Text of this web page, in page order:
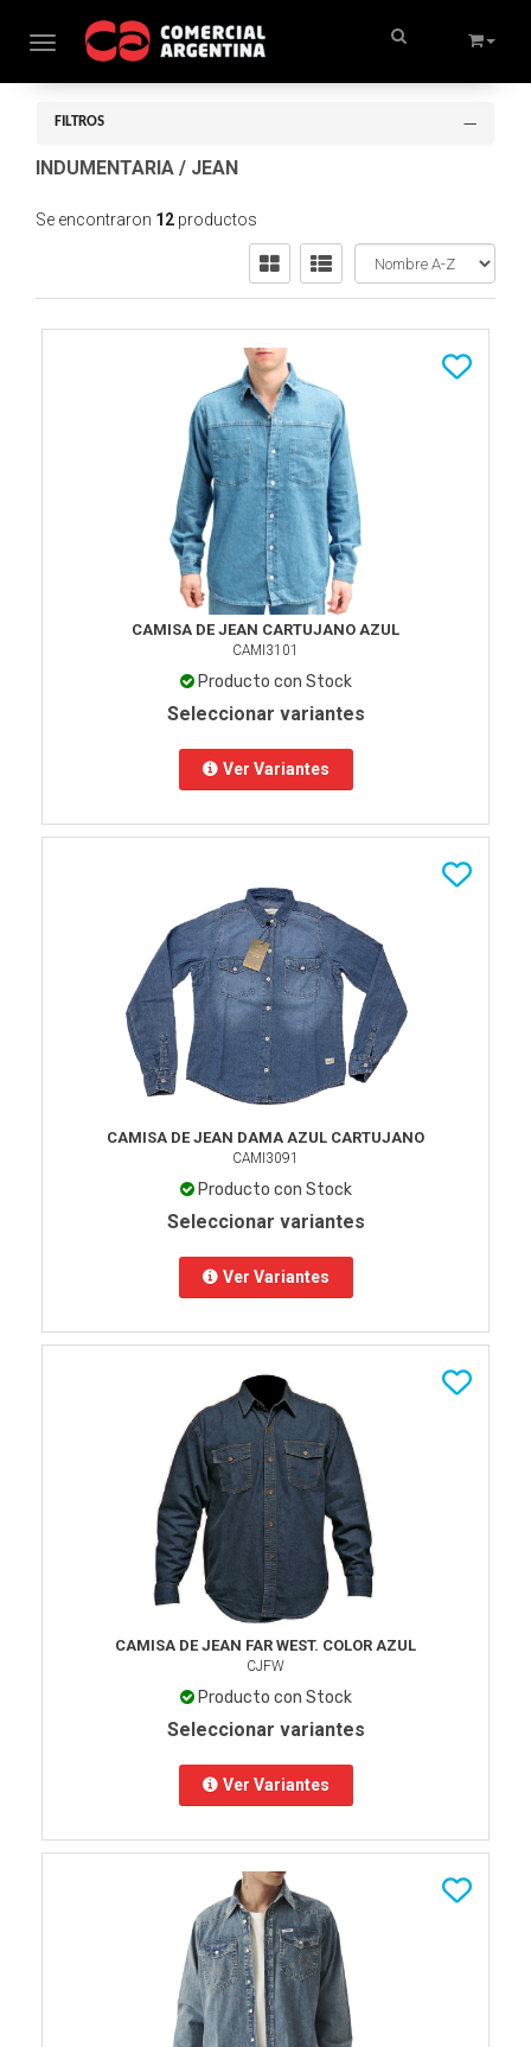
Toggle navigation
FILTROS
INDUMENTARIA / JEAN
Se encontraron 12 productos
CAMISA DE JEAN CARTUJANO AZUL
CAMI3101
Producto con Stock
Seleccionar variantes
Ver Variantes
CAMISA DE JEAN DAMA AZUL CARTUJANO
CAMI3091
Producto con Stock
Seleccionar variantes
Ver Variantes
CAMISA DE JEAN FAR WEST. COLOR AZUL
CJFW
Producto con Stock
Seleccionar variantes
Ver Variantes